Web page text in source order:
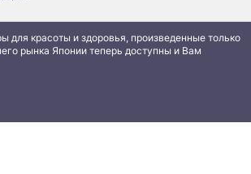
для красоты и здоровья, произведенные только
рынка Японии теперь доступны и Вам